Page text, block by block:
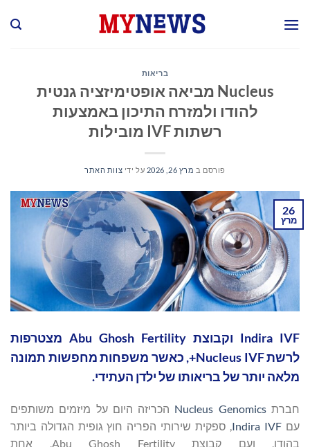
בריאות
Nucleus מביאה אופטימיזציה גנטית
להודו ולמזרח התיכון באמצעות
רשתות IVF מובילות
פורסם ב מרץ 26, 2026 על ידי צוות האתר
26
מרץ
Indira IVF וקבוצת Abu Ghosh Fertility מצטרפות
לרשת Nucleus IVF+, כאשר משפחות מחפשות תמונה
מלאה יותר של בריאותו של ילדן העתידי.
חברתNucleus Genomics הכריזה היום על מיזמים משותפים
עם Indira IVF , ספקית שירותי הפריה חוץ גופית הגדולה ביותר
בהודו, ועם קבוצת Abu Ghosh Fertility, אחת